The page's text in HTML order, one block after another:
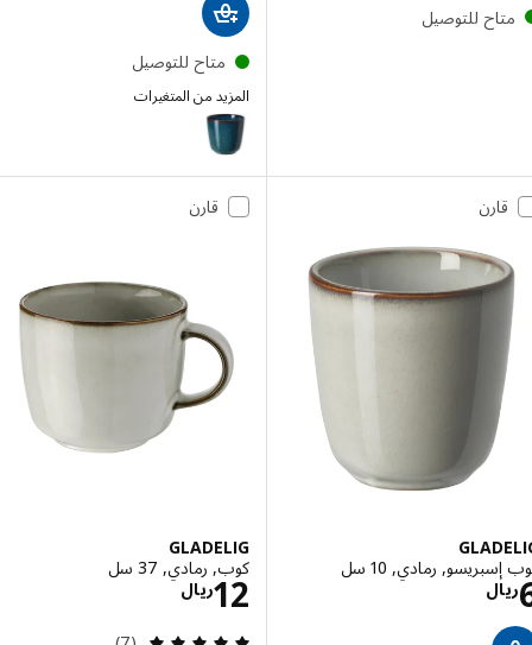
للتوصيل
متاح للتوصيل
المزيد من المتغيرات
GLADELIG
قارن
رمادي, 10 سل
الاسعار ريال 6
قارن
GLADELIG
كوب, رمادي, 37 سل
ريال12 الاسعار ريال 12
مراجعة: 5 من أصل 5 نجوم. إجمالي المراجعات: